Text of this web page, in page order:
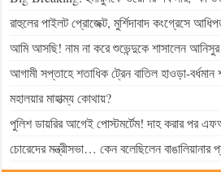
রাহুলের পাইলট প্রোজেক্ট, মুর্শিদাবাদ কংগ্রেসে
আমি আসছি! নাম না করে শুভেন্দুকে শাসালেন আনিসুর
আগামী সপ্তাহে শতাধিক ট্রেন বাতিল হাওড়া-বর্ধমান
মহালয়ার মাহাত্ম্য কোথায়?
পুলিশ ডায়রির আগেই পোস্টমর্টেম! দাহ করার পর
চোরেদের মন্ত্রীসভা… কেন বলেছিলেন বাঙালিয়ানার